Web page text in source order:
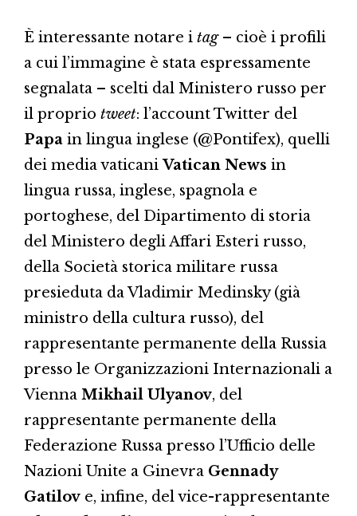
È interessante notare i tag– cioè i profili
a cui l’immagine è stata espressamente
segnalata – scelti dal Ministero russo per
il proprio tweet: l’account Twitter del
Papa in lingua inglese (@Pontifex), quelli
dei media vaticaniVatican News in
lingua russa, inglese, spagnola e
portoghese, del Dipartimento di storia
del Ministero degli Affari Esteri russo,
della Società storica militare russa
presieduta da Vladimir Medinsky (già
ministro della cultura russo), del
rappresentante permanente della Russia
presso le Organizzazioni Internazionali a
Vienna Mikhail Ulyanov, del
rappresentante permanente della
Federazione Russa presso l’Ufficio delle
Nazioni Unite a Ginevra Gennady
Gatilov e, infine, del vice-rappresentante